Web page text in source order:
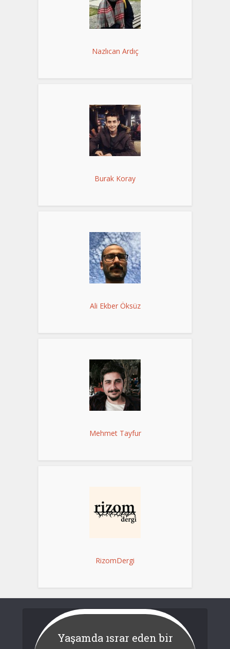
Nazlıcan Ardıç
Burak Koray
Ali Ekber Öksüz
Mehmet Tayfur
RizomDergi
Yaşamda ısrar eden bir